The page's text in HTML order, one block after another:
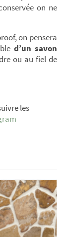
on ne
on pensera
d’un savon
ou au fiel de
les